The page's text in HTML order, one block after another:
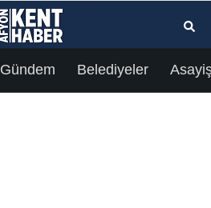
Gündem Belediyeler